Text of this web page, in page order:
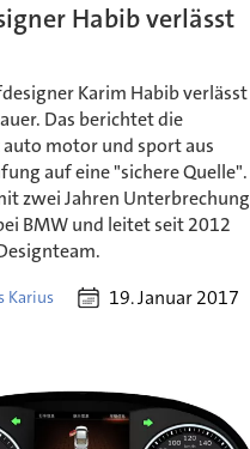
Habib verlässt
Karim Habib verlässt
Das berichtet die
motor und sport aus
auf eine "sichere Quelle".
zwei Jahren Unterbrechung
BMW und leitet seit 2012
Karius 19. Januar 2017